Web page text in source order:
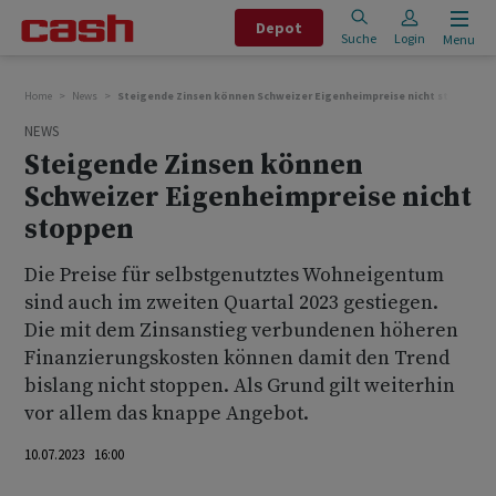
Depot
Suche Login Menu
Home News Steigende Zinsen können Schweizer Eigenheimpreise nicht stoppen
NEWS
Steigende Zinsen können
Schweizer Eigenheimpreise nicht
stoppen
Die Preise für selbstgenutztes Wohneigentum
sind auch im zweiten Quartal 2023 gestiegen.
Die mit dem Zinsanstieg verbundenen höheren
Finanzierungskosten können damit den Trend
bislang nicht stoppen. Als Grund gilt weiterhin
vor allem das knappe Angebot.
10.07.2023 16:00